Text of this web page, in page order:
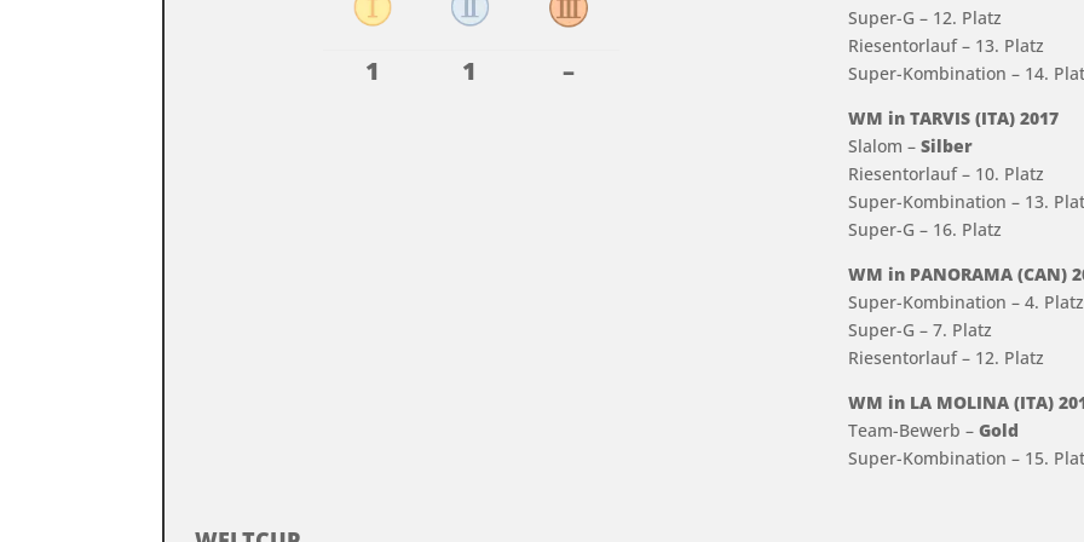
1 1 –
Super-G – 12. Platz
Riesentorlauf – 13. Platz
Super-Kombination – 14.
WM in TARVIS (ITA) 2017
Slalom –Silber
Riesentorlauf – 10. Platz
Super-Kombination – 13.
Super-G – 16. Platz
WM in PANORAMA (CAN)
Super-Kombination – 4. Platz
Super-G – 7. Platz
Riesentorlauf – 12. Platz
WM in LA MOLINA (ITA)
Team-Bewerb –Gold
Super-Kombination – 15.